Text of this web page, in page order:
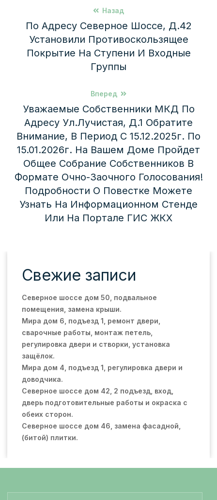
Назад
По Адресу Северное Шоссе, Д.42
Установили Противоскользящее
Покрытие На Ступени И Входные
Группы
Вперед
Уважаемые Собственники МКД По
Адресу Ул.Лучистая, Д.1 Обратите
Внимание, В Период С 15.12.2025г. По
15.01.2026г. На Вашем Доме Пройдет
Общее Собрание Собственников В
Формате Очно-Заочного Голосования!
Подробности О Повестке Можете
Узнать На Информационном Стенде
Или На Портале ГИС ЖКХ
Свежие записи
Северное шоссе дом 50, подвальное
помещения, замена крыши.
Мира дом 6, подъезд 1, ремонт двери,
сварочные работы, монтаж петель,
регулировка двери и створки, установка
защёлок.
Мира дом 4, подъезд 1, регулировка двери и
доводчика.
Северное шоссе дом 42, 2 подъезд, вход,
дверь подготовительные работы и окраска с
обеих сторон.
Северное шоссе дом 46, замена фасадной,
(битой) плитки.